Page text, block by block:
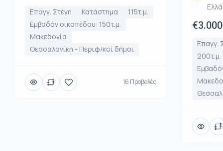
Επαγγ. Στέγη Κατάστημα
115τ.μ.
Εμβαδόν οικοπέδου: 150τ.μ.
Μακεδονία
Θεσσαλονίκη - Περιφ/κοί δήμοι
16 Προβολές
Επαγγ.
200τ.μ.